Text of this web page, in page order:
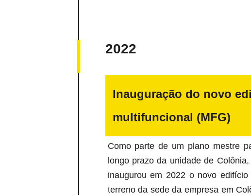
Inauguração do novo
multifuncional (MFG)
2022
Como parte de um plano mestre
longo prazo da unidade de
inaugurou em 2022 o novo
terreno da sede da empresa em